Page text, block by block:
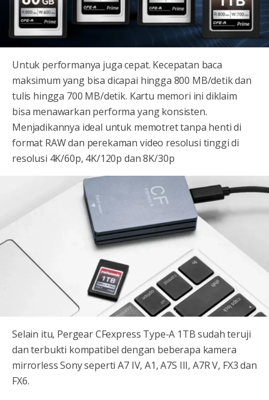
Untuk performanya juga cepat. Kecepatan baca
maksimum yang bisa dicapai hingga 800 MB/detik dan
tulis hingga 700 MB/detik. Kartu memori ini diklaim
bisa menawarkan performa yang konsisten.
Menjadikannya ideal untuk memotret tanpa henti di
format RAW dan perekaman video resolusi tinggi di
resolusi 4K/60p, 4K/120p dan 8K/30p
Selain itu, Pergear CFexpress Type-A 1TB sudah teruji
dan terbukti kompatibel dengan beberapa kamera
mirrorless Sony seperti A7 IV, A1, A7S III, A7R V, FX3 dan
FX6.